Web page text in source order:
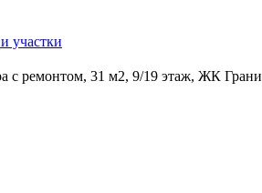
участки
с ремонтом, 31 м2, 9/19 этаж, ЖК Грани